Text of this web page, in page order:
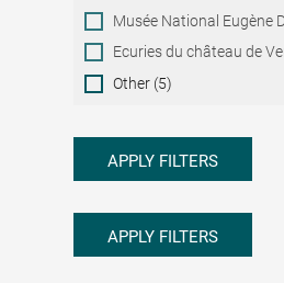
Musée National Eugène
Ecuries du château de
Other (5)
APPLY FILTERS
APPLY FILTERS